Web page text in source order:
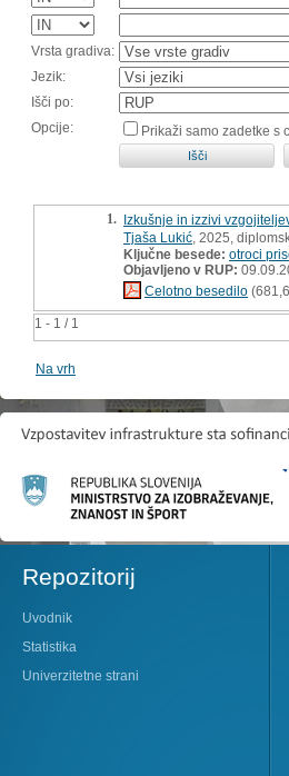
Vrsta gradiva:
Jezik:
Išči po:
Opcije:
Prikaži samo zadetke s
1 - 1 / 1
1. Izkušnje in izzivi
Tjaša Lukić , 2025,
Ključne besede: otroci
Objavljeno v RUP:
Celotno besedilo
Na vrh
Repozitorij
Uvodnik
Statistika
Univerzitetne strani